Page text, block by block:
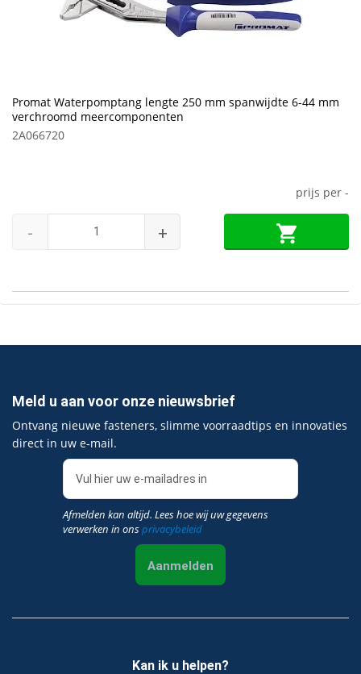
Promat Waterpomptang lengte 250 mm spanwijdte 6-44 mm
verchroomd meercomponenten
2A066720
prijs per -
- +
Meld u aan voor onze nieuwsbrief
Ontvang nieuwe fasteners, slimme voorraadtips en innovaties
direct in uw e‑mail.
Afmelden kan altijd. Lees hoe wij uw gegevens
verwerken in onsprivacybeleid
Aanmelden
Kan ik u helpen?